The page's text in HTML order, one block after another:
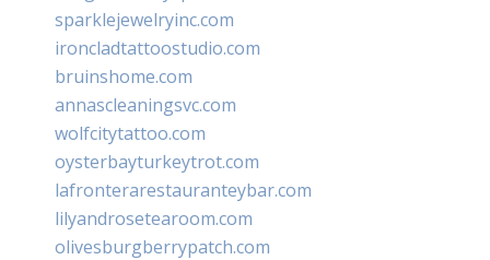
sparklejewelryinc.com
ironcladtattoostudio.com
bruinshome.com
annascleaningsvc.com
wolfcitytattoo.com
oysterbayturkeytrot.com
lafronterarestauranteybar.com
lilyandrosetearoom.com
olivesburgberrypatch.com